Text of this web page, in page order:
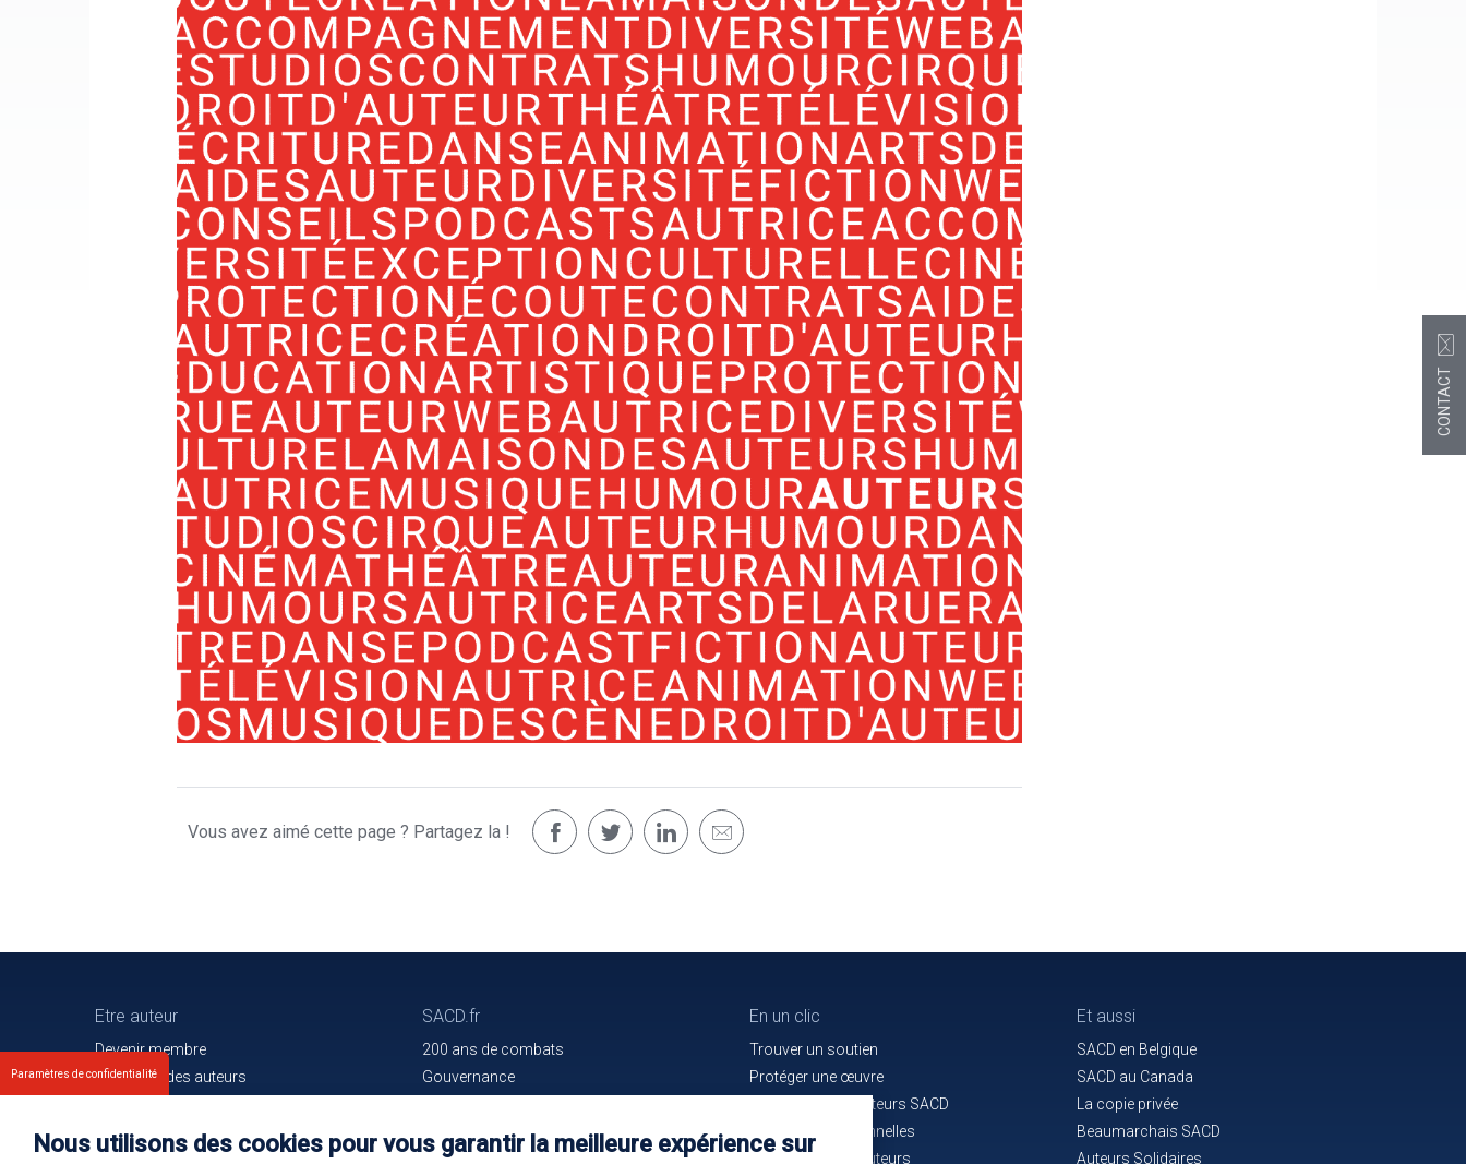
Vous avez aimé cette page ? Partagez la !
Etre auteur
Devenir membre
Les droits des auteurs
Nos membres
SACD.fr
200 ans de combats
Gouvernance
Communiqués de presse
Oeuvres en cours d'identification
En un clic
Trouver un soutien
Protéger une œuvre
La maison des auteurs SACD
Alertes professionnelles
La mutuelle des auteurs
Et aussi
SACD en Belgique
SACD au Canada
La copie privée
Beaumarchais SACD
Auteurs Solidaires
CONTACT
Paramètres de confidentialité
Nous utilisons des cookies pour vous garantir la meilleure expérience sur